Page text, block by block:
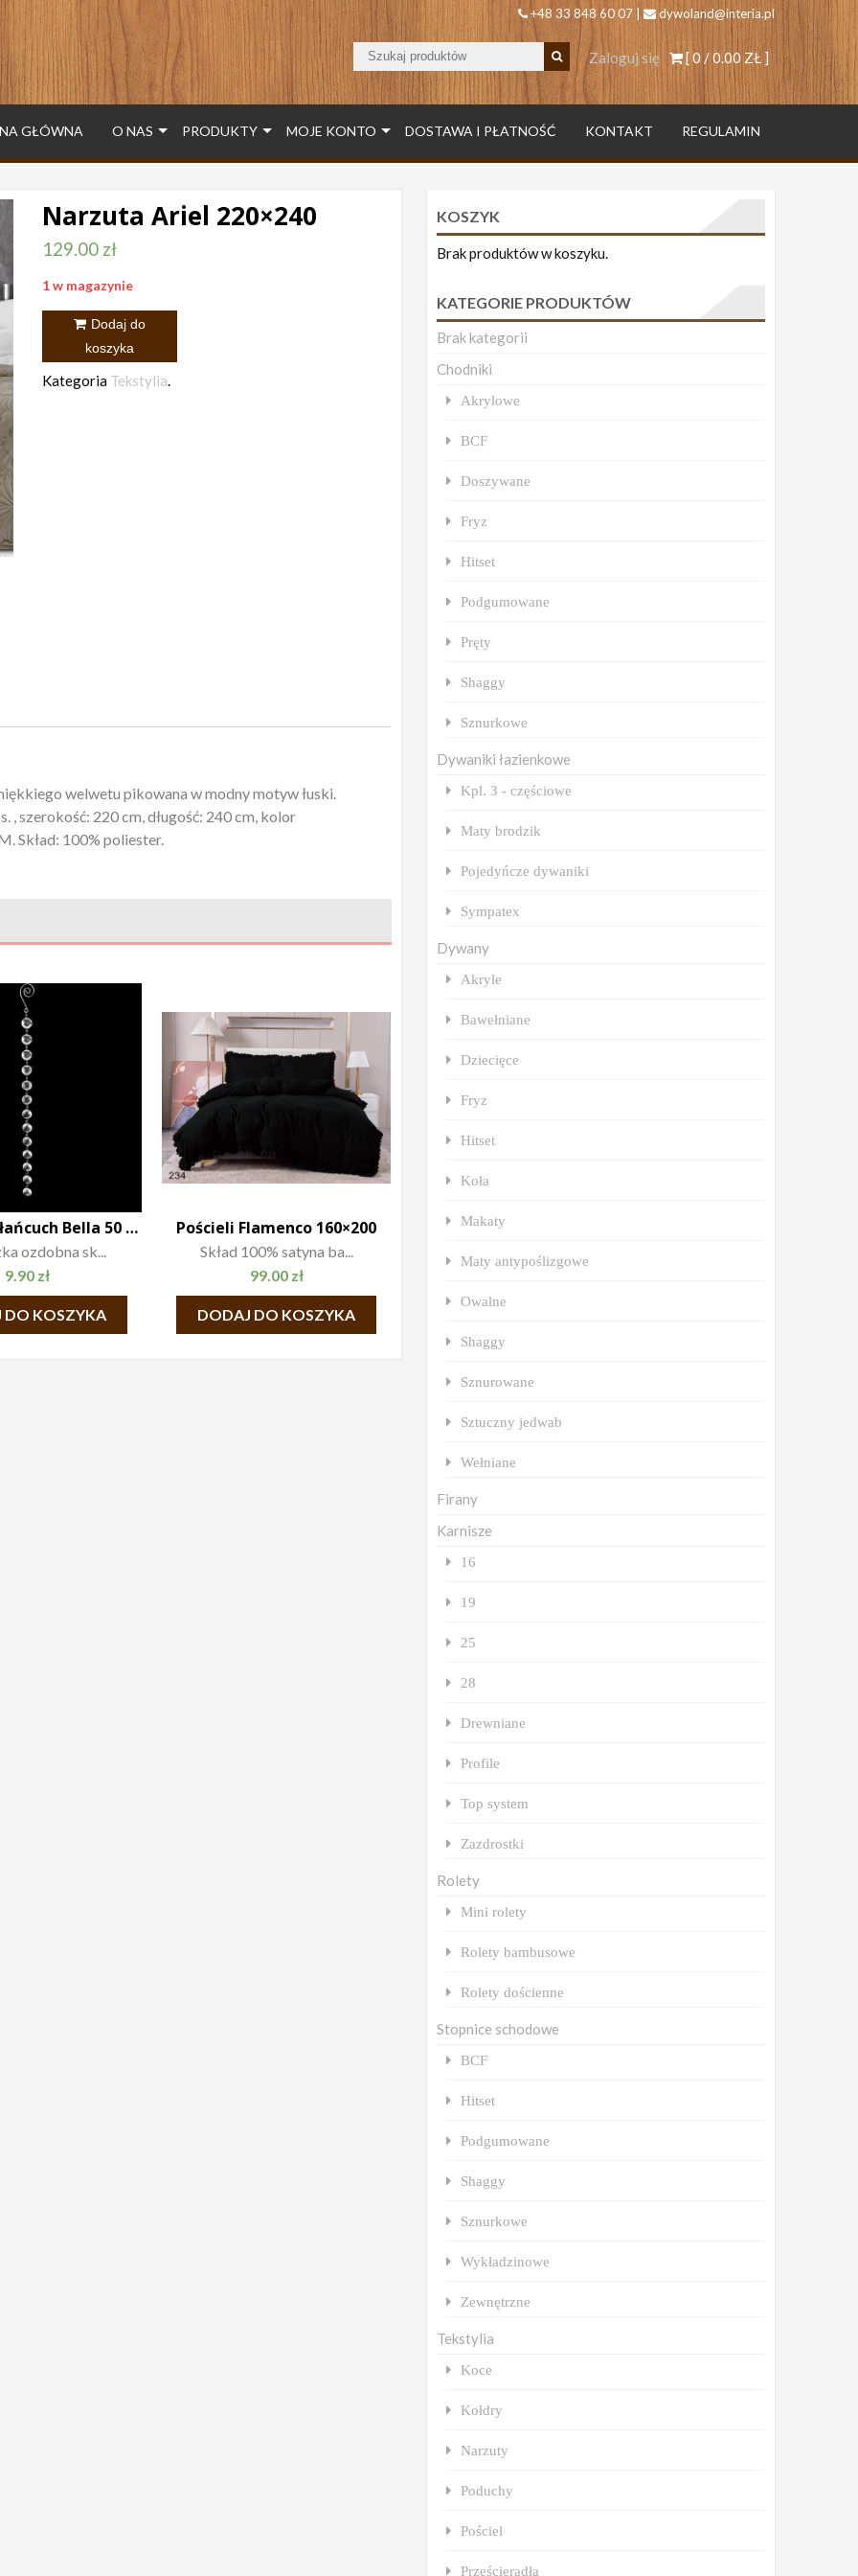
+48 33 848 60 07 | dywoland@interia.pl
[ 0 /0.00 ZŁ]
Zaloguj się
GŁÓWNA O NAS PRODUKTY MOJE KONTO DOSTAWA I PŁATNOŚĆ KONTAKT REGULAMIN
Narzuta Ariel 220×240
129.00 zł
1 w magazynie
Narzuta
Ariel
Dodaj do
koszyka
Kategoria Tekstylia.
welwetu pikowana w modny motyw łuski.
szerokość: 220 cm, długość: 240 cm, kolor
Skład: 100% poliester.
Zawieszka łańcuch Bella 50 cm
ozdobna sk...
9.90 zł
DO KOSZYKA
Pościeli Flamenco 160×200
Skład 100% satyna ba...
99.00 zł
DODAJ DO KOSZYKA
KOSZYK
Brak produktów w koszyku.
KATEGORIE PRODUKTÓW
Brak kategorii
Chodniki
Akrylowe
BCF
Doszywane
Fryz
Hitset
Podgumowane
Pręty
Shaggy
Sznurkowe
Dywaniki łazienkowe
Kpl. 3 - częściowe
Maty brodzik
Pojedyńcze dywaniki
Sympatex
Dywany
Akryle
Bawełniane
Dziecięce
Fryz
Hitset
Koła
Makaty
Maty antypoślizgowe
Owalne
Shaggy
Sznurowane
Sztuczny jedwab
Wełniane
Firany
Karnisze
16
19
25
28
Drewniane
Profile
Top system
Zazdrostki
Rolety
Mini rolety
Rolety bambusowe
Rolety dościenne
Stopnice schodowe
BCF
Hitset
Podgumowane
Shaggy
Sznurkowe
Wykładzinowe
Zewnętrzne
Tekstylia
Koce
Kołdry
Narzuty
Poduchy
Pościel
Prześcieradła